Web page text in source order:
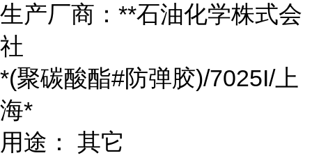
生产厂商：**石油化学株式会
社
*(聚碳酸酯#防弹胶)/7025I/上
海*
用途： 其它